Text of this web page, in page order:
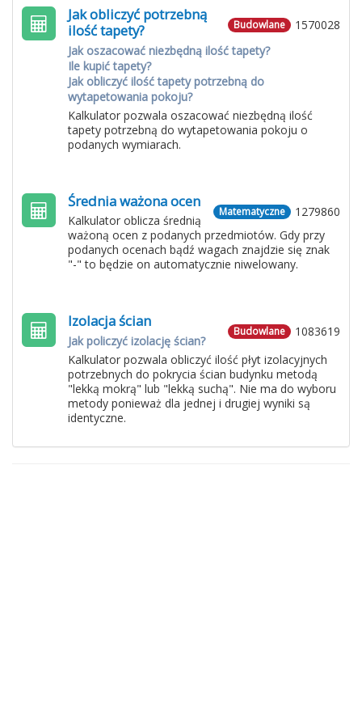
1570028
Budowlane
Jak obliczyć potrzebną
ilość tapety?
Jak oszacować niezbędną ilość tapety?
Ile kupić tapety?
Jak obliczyć ilość tapety potrzebną do
wytapetowania pokoju?
Kalkulator pozwala oszacować niezbędną ilość
tapety potrzebną do wytapetowania pokoju o
podanych wymiarach.
1279860
Matematyczne
Średnia ważona ocen
Kalkulator oblicza średnią
ważoną ocen z podanych przedmiotów. Gdy przy
podanych ocenach bądź wagach znajdzie się znak
"-" to będzie on automatycznie niwelowany.
1083619
Budowlane
Izolacja ścian
Jak policzyć izolację ścian?
Kalkulator pozwala obliczyć ilość płyt izolacyjnych
potrzebnych do pokrycia ścian budynku metodą
"lekką mokrą" lub "lekką suchą". Nie ma do wyboru
metody ponieważ dla jednej i drugiej wyniki są
identyczne.